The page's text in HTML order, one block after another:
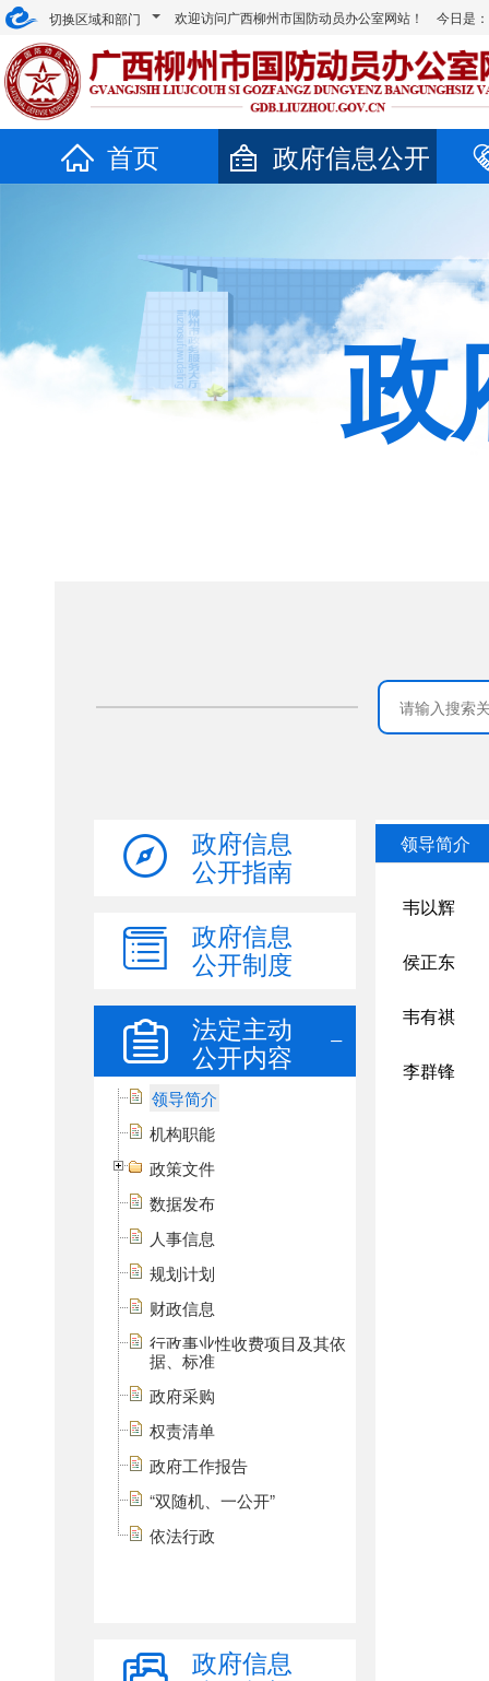
切换区域和部门 欢迎访问广西柳州市国防动员办公室网站！ 今日是
首页 政府信息公开
政
政府信息
公开指南
政府信息
公开制度
法定主动
公开内容
领导简介
机构职能
政策文件
数据发布
人事信息
规划计划
财政信息
行政事业性收费项目及其依
据、标准
政府采购
权责清单
政府工作报告
“双随机、一公开”
依法行政
政府信息